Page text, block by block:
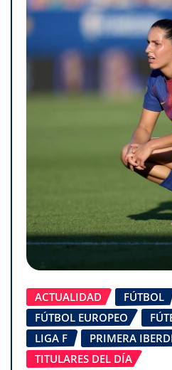
ACTUALIDAD
FÚTBOL
FÚTBOL EUROPEO
LIGA F
PRIMERA
TITULARES DEL DÍA